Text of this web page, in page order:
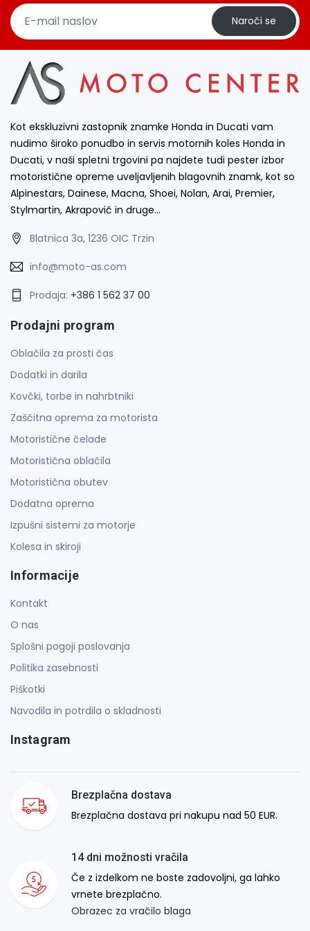
Naroči se
Kot ekskluzivni zastopnik znamke Honda in Ducati vam
nudimo široko ponudbo in servis motornih koles Honda in
Ducati, v naši spletni trgovini pa najdete tudi pester izbor
motoristične opreme uveljavljenih blagovnih znamk, kot so
Alpinestars, Dainese, Macna, Shoei, Nolan, Arai, Premier,
Stylmartin, Akrapovič in druge…
Blatnica 3a, 1236 OIC Trzin
info@moto-as.com
Prodaja: +386 1 562 37 00
Prodajni program
Oblačila za prosti čas
Dodatki in darila
Kovčki, torbe in nahrbtniki
Zaščitna oprema za motorista
Motoristične čelade
Motoristična oblačila
Motoristična obutev
Dodatna oprema
Izpušni sistemi za motorje
Kolesa in skiroji
Informacije
Kontakt
O nas
Splošni pogoji poslovanja
Politika zasebnosti
Piškotki
Navodila in potrdila o skladnosti
Instagram
Brezplačna dostava
Brezplačna dostava pri nakupu nad 50 EUR.
14 dni možnosti vračila
Če z izdelkom ne boste zadovoljni, ga lahko
vrnete brezplačno.
Obrazec za vračilo blaga